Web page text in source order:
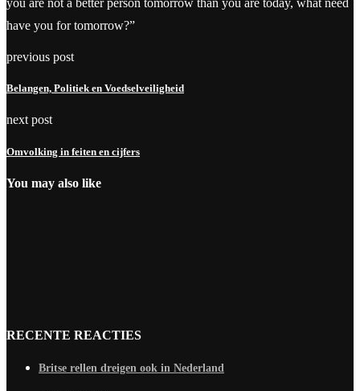
you are not a better person tomorrow than you are today, what need
have you for tomorrow?”
previous post
Belangen, Politiek en Voedselveiligheid
next post
Omvolking in feiten en cijfers
You may also like
RECENTE REACTIES
Britse rellen dreigen ook in Nederland